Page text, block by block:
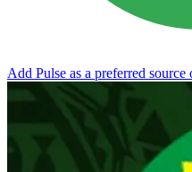
Add Pulse as a preferred source